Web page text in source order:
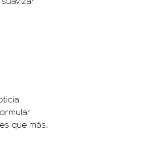
que más.